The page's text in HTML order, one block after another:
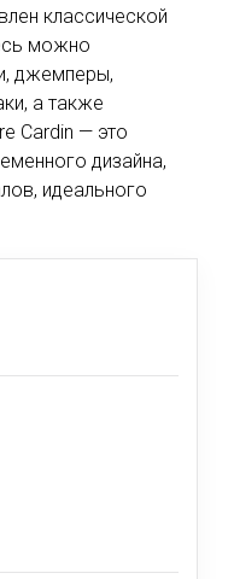
классической
можно
джемперы,
а также
Cardin — это
дизайна,
идеального